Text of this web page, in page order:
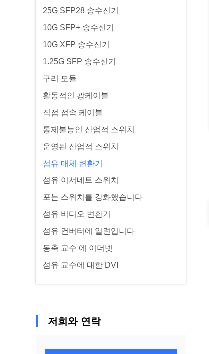
25G SFP28 송수신기
10G SFP+ 송수신기
10G XFP 송수신기
1.25G SFP 송수신기
구리 모듈
활동적인 광케이블
직접 접속 케이블
통제불능인 산업적 스위치
운영된 산업적 스위치
섬유 매체 변환기
섬유 이서네트 스위치
포는 스위치를 강화했습니다
섬유 비디오 변환기
섬유 컨버터에 일련입니다
동축 교수 에 이더넷
섬유 교수에 대한 DVI
저희와 연락